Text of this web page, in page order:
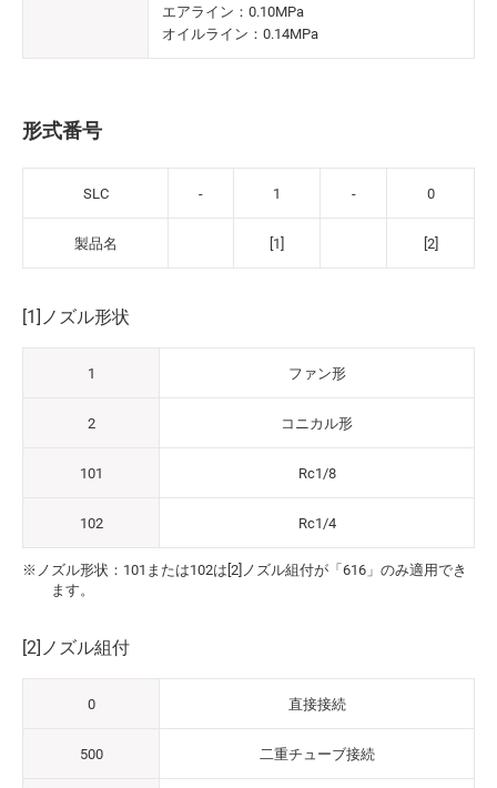
エアライン：0.10MPa
オイルライン：0.14MPa
形式番号
SLC - 1 - 0
製品名 [1] [2]
[1]ノズル形状
1 ファン形
2 コニカル形
101 Rc1/8
102 Rc1/4
※ノズル形状：101または102は[2]ノズル組付が「616」のみ適用でき
ます。
[2]ノズル組付
0 直接接続
500 二重チューブ接続